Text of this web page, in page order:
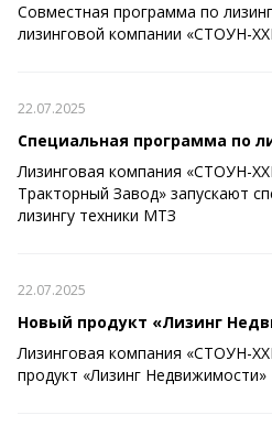
Совместная программа по
лизинговой компании «СТОУН-
22.07.2025
Специальная программа по
Лизинговая компания «СТОУН-
Тракторный Завод» запускают
лизингу техники МТЗ
22.07.2025
Новый продукт «Лизинг
Лизинговая компания «СТОУН-
продукт «Лизинг Недвижимости»